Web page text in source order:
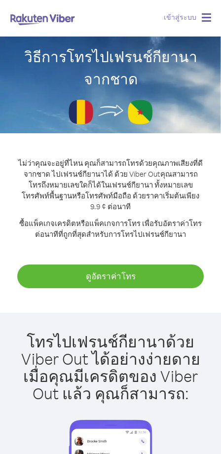
เข้าสู่ระบบ
วิธีการโทรไปเฟรนช์กียานา
จากชาด
ไม่ว่าคุณจะอยู่ที่ไหน คุณก็สามารถโทรด้วยคุณภาพเสียงที่ดี
จากชาด ไปเฟรนช์กียานาได้ ด้วย Viber Outคุณสามารถ
โทรถึงหมายเลขใดก็ได้ในเฟรนช์กียานา ทั้งหมายเลข
โทรศัพท์พื้นฐานหรือโทรศัพท์มือถือ ด้วยราคาเริ่มต้นเพียง
9.9 ¢ ต่อนาที
ซื้อแพ็คเกจเครดิตหรือแพ็คเกจการโทร เพื่อรับอัตราค่าโทร
ต่อนาทีที่ถูกที่สุดสำหรับการโทรไปเฟรนช์กียานา
ดูอัตราค่าโทร
โทรไปเฟรนช์กียานาด้วย
Viber Out ได้อย่างง่ายดาย
เมื่อคุณมีเครดิตของ Viber
Out แล้ว คุณก็สามารถ: